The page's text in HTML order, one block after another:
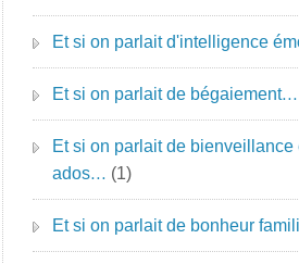
Et si on parlait d'intelligence
Et si on parlait de bégaiement…
Et si on parlait de bienveillance
ados… (1)
Et si on parlait de bonheur